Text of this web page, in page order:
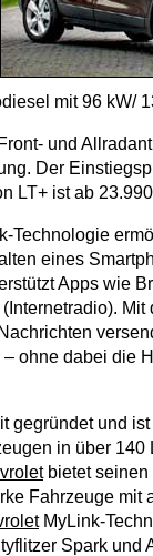
mit 96 kW/
und
Der
LT+ ist ab
Technologie
eines
Apps wie
ohne dabei die
gegründet und
in über 140
bietet seinen
Fahrzeuge mit
MyLink-
Spark und